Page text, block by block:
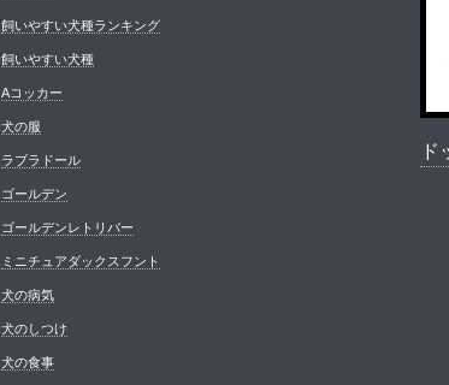
飼いやすい犬種ランキング
飼いやすい犬種
Aコッカー
犬の服
ラブラドール
ゴールデン
ゴールデンレトリバー
ミニチュアダックスフント
犬の病気
犬のしつけ
犬の食事
ド